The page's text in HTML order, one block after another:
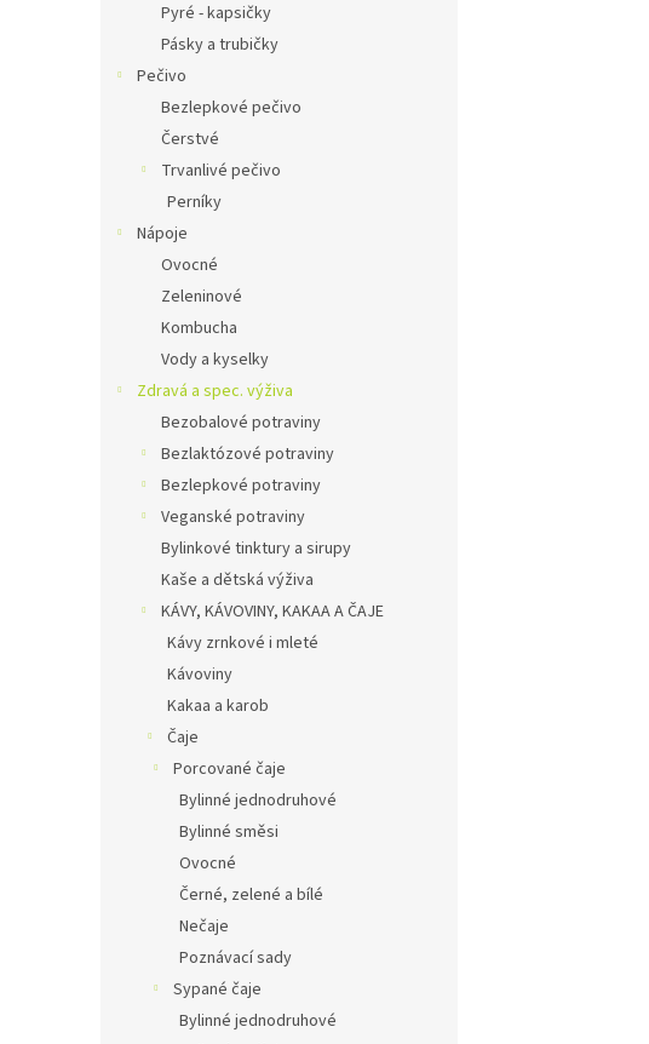
Pyré - kapsičky
Pásky a trubičky
Pečivo
Bezlepkové pečivo
Čerstvé
Trvanlivé pečivo
Perníky
Nápoje
Ovocné
Zeleninové
Kombucha
Vody a kyselky
Zdravá a spec. výživa
Bezobalové potraviny
Bezlaktózové potraviny
Bezlepkové potraviny
Veganské potraviny
Bylinkové tinktury a sirupy
Kaše a dětská výživa
KÁVY, KÁVOVINY, KAKAA A ČAJE
Kávy zrnkové i mleté
Kávoviny
Kakaa a karob
Čaje
Porcované čaje
Bylinné jednodruhové
Bylinné směsi
Ovocné
Černé, zelené a bílé
Nečaje
Poznávací sady
Sypané čaje
Bylinné jednodruhové